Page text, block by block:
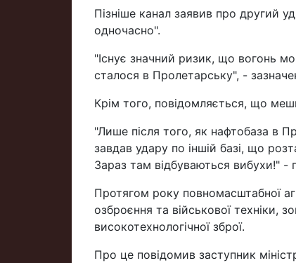
Пізніше канал заявив про другий
одночасно".
"Існує значний ризик, що вогонь
сталося в Пролетарську", -
Крім того, повідомляється, що
"Лише після того, як нафтобаза в
завдав удару по іншій базі, що
Зараз там відбуваються вибухи!" -
Протягом року повномасштабної
озброєння та військової техніки,
високотехнологічної зброї.
Про це повідомив заступник